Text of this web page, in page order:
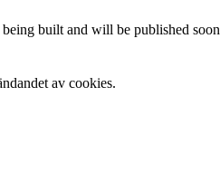
built and will be published soon
av cookies.